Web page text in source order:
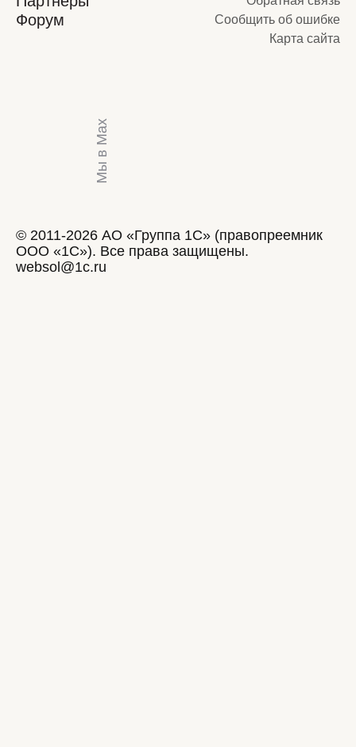
Форум
Сообщить об ошибке
Карта сайта
Мы в Max
© 2011-2026 АО «Группа 1С» (правопреемник
ООО «1С»). Все права защищены.
websol@1c.ru